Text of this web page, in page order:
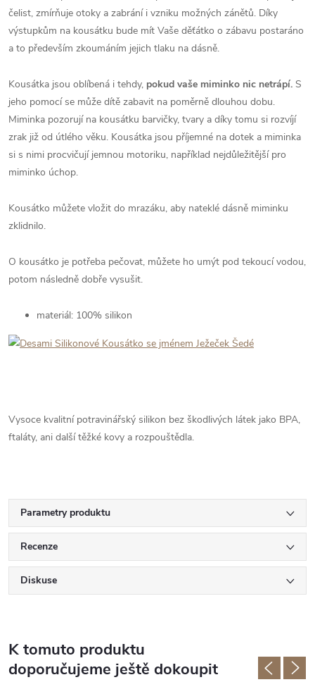
čelist, zmírňuje otoky a zabrání i vzniku možných zánětů. Díky
výstupkům na kousátku bude mít Vaše děťátko o zábavu postaráno
a to především zkoumáním jejich tlaku na dásně.
Kousátka jsou oblíbená i tehdy, pokud vaše miminko nic netrápí. S
jeho pomocí se může dítě zabavit na poměrně dlouhou dobu.
Miminka pozorují na kousátku barvičky, tvary a díky tomu si rozvíjí
zrak již od útlého věku. Kousátka jsou příjemné na dotek a miminka
si s nimi procvičují jemnou motoriku, například nejdůležitější pro
miminko úchop.
Kousátko můžete vložit do mrazáku, aby nateklé dásně miminku
zklidnilo.
O kousátko je potřeba pečovat, můžete ho umýt pod tekoucí vodou,
potom následně dobře vysušit.
materiál: 100% silikon
Vysoce kvalitní potravinářský silikon bez škodlivých látek jako BPA,
ftaláty, ani další těžké kovy a rozpouštědla.
Parametry produktu
Recenze
Diskuse
K tomuto produktu
doporučujeme ještě dokoupit